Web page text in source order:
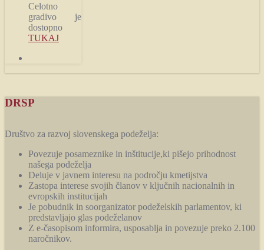
Celotno
gradivo je
dostopno
TUKAJ
DRSP
Društvo za razvoj slovenskega podeželja:
Povezuje posameznike in inštitucije,ki pišejo prihodnost
našega podeželja
Deluje v javnem interesu na področju kmetijstva
Zastopa interese svojih članov v ključnih nacionalnih in
evropskih institucijah
Je pobudnik in soorganizator podeželskih parlamentov, ki
predstavljajo glas podeželanov
Z e-časopisom informira, usposablja in povezuje preko 2.100
naročnikov.